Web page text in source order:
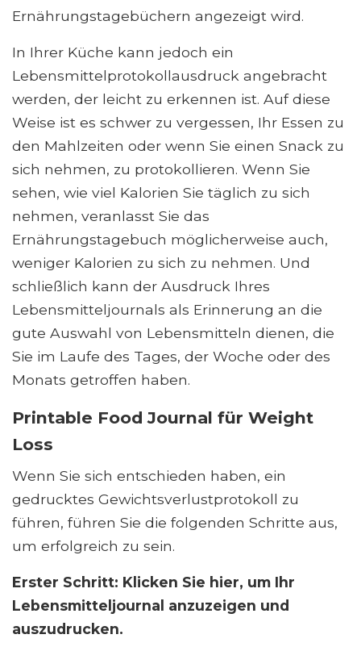
Ernährungstagebüchern angezeigt wird.
In Ihrer Küche kann jedoch ein
Lebensmittelprotokollausdruck angebracht
werden, der leicht zu erkennen ist. Auf diese
Weise ist es schwer zu vergessen, Ihr Essen zu
den Mahlzeiten oder wenn Sie einen Snack zu
sich nehmen, zu protokollieren. Wenn Sie
sehen, wie viel Kalorien Sie täglich zu sich
nehmen, veranlasst Sie das
Ernährungstagebuch möglicherweise auch,
weniger Kalorien zu sich zu nehmen. Und
schließlich kann der Ausdruck Ihres
Lebensmitteljournals als Erinnerung an die
gute Auswahl von Lebensmitteln dienen, die
Sie im Laufe des Tages, der Woche oder des
Monats getroffen haben.
Printable Food Journal für Weight
Loss
Wenn Sie sich entschieden haben, ein
gedrucktes Gewichtsverlustprotokoll zu
führen, führen Sie die folgenden Schritte aus,
um erfolgreich zu sein.
Erster Schritt: Klicken Sie hier, um Ihr
Lebensmitteljournal anzuzeigen und
auszudrucken.